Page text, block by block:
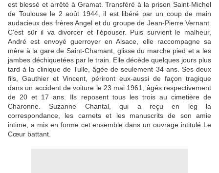
est blessé et arrêté à Gramat. Transféré à la prison Saint-Michel
de Toulouse le 2 août 1944, il est libéré par un coup de main
audacieux des frères Angel et du groupe de Jean-Pierre Vernant.
C'est sûr il va divorcer et l'épouser. Puis survient le malheur,
André est envoyé guerroyer en Alsace, elle raccompagne sa
mère à la gare de Saint-Chamant, glisse du marche pied et a les
jambes déchiquetées par le train. Elle décède quelques jours plus
tard à la clinique de Tulle, âgée de seulement 34 ans. Ses deux
fils, Gauthier et Vincent, périront eux-aussi de façon tragique
dans un accident de voiture le 23 mai 1961, âgés respectivement
de 20 et 17 ans. Ils reposent tous les trois au cimetière de
Charonne. Suzanne Chantal, qui a reçu en leg la
correspondance, les carnets et les manuscrits de son amie
intime, a mis en forme cet ensemble dans un ouvrage intitulé Le
Cœur battant.